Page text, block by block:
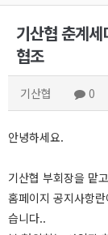
기산협 춘계
협조
기산협 0
안녕하세요.
기산협 부회장을 맡
홈페이지 공지사항
습니다..